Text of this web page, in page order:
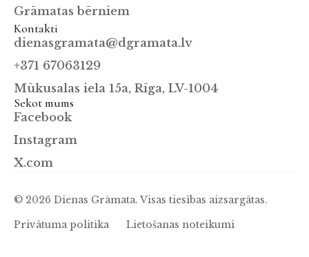
Grāmatas bērniem
Kontakti
dienasgramata@dgramata.lv
+371 67063129
Mūkusalas iela 15a, Rīga, LV-1004
Sekot mums
Facebook
Instagram
X.com
© 2026 Dienas Grāmata. Visas tiesības aizsargātas.
Privātuma politika
Lietošanas noteikumi